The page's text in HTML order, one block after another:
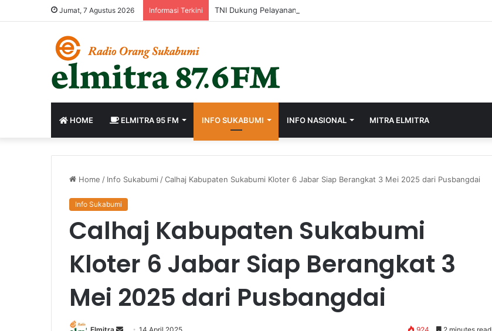
Jumat, 7 Agustus 2026 Informasi Terkini
HOME ELMITRA 95 FM INFO SUKABUMI INFO NASIONAL MITRA ELMITRA
Home / Info Sukabumi /Calhaj Kabupaten Sukabumi Kloter 6 Jabar Siap Berangkat 3 Mei 2025 dari Pusbangdai
Info Sukabumi
Calhaj Kabupaten Sukabumi
Kloter 6 Jabar Siap Berangkat 3
Mei 2025 dari Pusbangdai
Send